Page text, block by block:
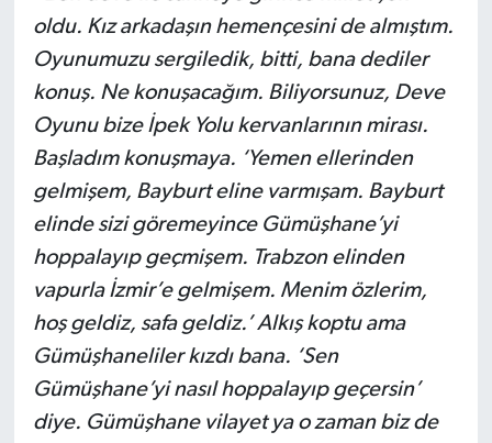
oldu. Kız arkadaşın hemençesini de almıştım.
Oyunumuzu sergiledik, bitti, bana dediler
konuş. Ne konuşacağım. Biliyorsunuz, Deve
Oyunu bize İpek Yolu kervanlarının mirası.
Başladım konuşmaya. ‘Yemen ellerinden
gelmişem, Bayburt eline varmışam. Bayburt
elinde sizi göremeyince Gümüşhane’yi
hoppalayıp geçmişem. Trabzon elinden
vapurla İzmir’e gelmişem. Menim özlerim,
hoş geldiz, safa geldiz.’ Alkış koptu ama
Gümüşhaneliler kızdı bana. ‘Sen
Gümüşhane’yi nasıl hoppalayıp geçersin’
diye. Gümüşhane vilayet ya o zaman biz de